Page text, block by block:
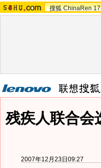
搜狐 ChinaRen
残疾人联合会
2007年12月23日09:27